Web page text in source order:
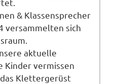
& Klassensprecher
versammelten sich
aktuelle
Kinder vermissen
Klettergerüst